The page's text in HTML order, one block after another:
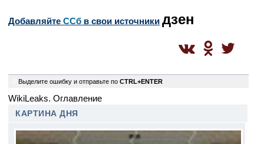
Добавляйте CСб в свои источники дзен
Выделите ошибку и отправьте по CTRL+ENTER
WikiLeaks. Оглавление
КАРТИНА ДНЯ